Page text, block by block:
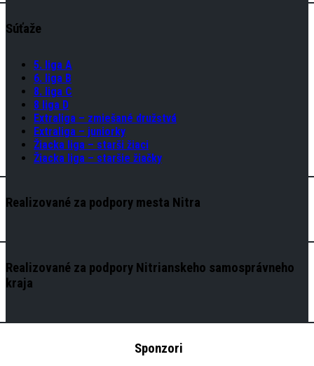
Súťaže
5. liga A
6. liga B
8. liga C
8 liga D
Extraliga – zmiešané družstvá
Extraliga – juniorky
Žiacka liga – starši žiaci
Žiacka liga – staršie žiačky
Realizované za podpory mesta Nitra
Realizované za podpory Nitrianskeho samosprávneho
kraja
Sponzori